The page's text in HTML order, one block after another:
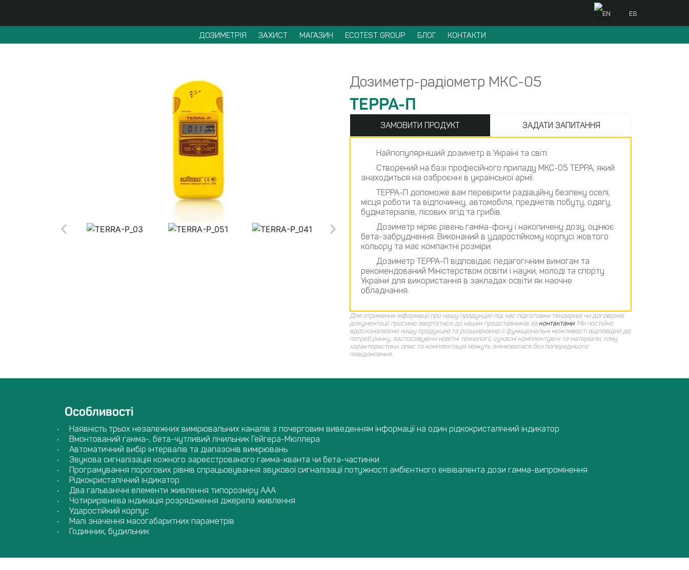
EN ES
ДОЗИМЕТРІЯ ЗАХИСТ МАГАЗИН ECOTEST GROUP БЛОГ КОНТАКТИ
Дозиметр-радіометр МКС-05
ТЕРРА-П
ЗАМОВИТИ ПРОДУКТ ЗАДАТИ ЗАПИТАННЯ
Найпопулярніший дозиметр в Україні та світі.
Створений на базі професійного приладу МКС-05 ТЕРРА, який
знаходиться на озброєнні в української армії.
ТЕРРА-П допоможе вам перевірити радіаційну безпеку оселі,
місця роботи та відпочинку, автомобіля, предметів побуту, одягу,
будматеріалів, лісових ягід та грибів.
Дозиметр міряє рівень гамма-фону і накопичену дозу, оцінює
бета-забруднення. Виконаний в ударостійкому корпусі жовтого
кольору та має компактні розміри.
Дозиметр ТЕРРА-П відповідає педагогічним вимогам та
рекомендований Міністерством освіти і науки, молоді та спорту
України для використання в закладах освіти як наочне
обладнання.
Для отримання інформації про нашу продукцію під час підготовки тендерної чи договірної
документації просимо звертатися до наших представників за контактами. Ми постійно
вдосконалюємо нашу продукцію та розширюємо її функціональні можливості відповідно до
потреб ринку, застосовуючи новітні технології, сучасні комплектуючі та матеріали, тому
характеристики, опис та комплектація можуть змінюватися без попереднього
повідомлення.
Особливості
Наявність трьох незалежних вимірювальних каналів з почерговим виведенням інформації на один рідкокристалічний індикатор
Вмонтований гамма-, бета-чутливий лічильник Гейгера-Мюллера
Автоматичний вибір інтервалів та діапазонів вимірювань
Звукова сигналізація кожного зареєстрованого гамма-кванта чи бета-частинки
Програмування порогових рівнів спрацьовування звукової сигналізації потужності амбієнтного еквівалента дози гамма-випромінення
Рідкокристалічний індикатор
Два гальванічні елементи живлення типорозміру ААА
Чотирирівнева індикація розрядження джерела живлення
Ударостійкий корпус
Малі значення масогабаритних параметрів
Годинник, будильник